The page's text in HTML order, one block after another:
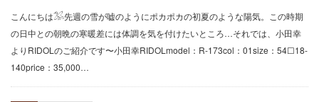
こんにちは𓅮先週の雪が嘘のようにポカポカの初夏のような陽気。この時期
の日中との朝晩の寒暖差には体調を気を付けたいところ…それでは、小田幸
よりRIDOLのご紹介です〜小田幸RIDOLmodel：R-173col：01size：54☐18-
140price：35,000…